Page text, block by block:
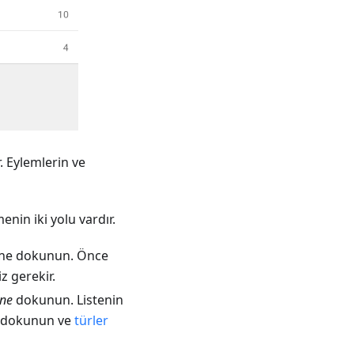
Eylemlerin ve
iki yolu vardır.
dokunun. Önce
gerekir.
dokunun. Listenin
vetürler